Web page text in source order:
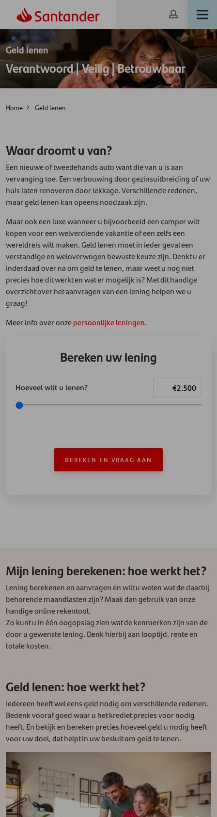
Geld lenen
Verantwoord | Veilig | Betrouwbaar
Home Geld lenen
Waar droomt u van?
Een nieuwe of tweedehands auto want die van u is aan
vervanging toe. Een verbouwing door gezinsuitbreiding of uw
huis laten renoveren door lekkage. Verschillende redenen,
maar geld lenen kan opeens noodzaak zijn.
Maar ook een luxe wanneer u bijvoorbeeld een camper wilt
kopen voor een welverdiende vakantie of een zelfs een
wereldreis wilt maken. Geld lenen moet in ieder geval een
verstandige en weloverwogen bewuste keuze zijn. Denkt u er
inderdaad over na om geld te lenen, maar weet u nog niet
precies hoe dit werkt en wat er mogelijk is? Met dit handige
overzicht over het aanvragen van een lening helpen we u
graag!
Meer info over onzepersoonlijke leningen.
Bereken uw lening
Hoeveel wilt u lenen?
BEREKEN EN VRAAG AAN
Mijn lening berekenen: hoe werkt het?
Lening berekenen en aanvragen én wilt u weten wat de daarbij
behorende maandlasten zijn? Maak dan gebruik van onze
handige online rekentool.
Zo kunt u in één oogopslag zien wat de kenmerken zijn van de
door u gewenste lening. Denk hierbij aan looptijd, rente en
totale kosten.
Geld lenen: hoe werkt het?
Iedereen heeft wel eens geld nodig om verschillende redenen.
Bedenk vooraf goed waar u het krediet precies voor nodig
heeft. En bekijk en bereken precies hoeveel geld u nodig heeft
voor uw doel, dat helpt in uw besluit om geld te lenen.